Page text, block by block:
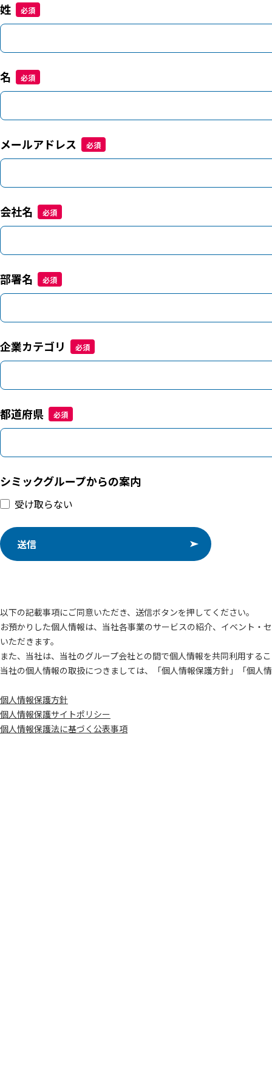
姓
名
メールアドレス
会社名
部署名
企業カテゴリ
都道府県
シミックグループからの案内
受け取らない
以下の記載事項にご同意いただき、送信ボタンを押してください。
お預かりした個人情報は、当社各事業のサービスの紹介、イベント
いただきます。
また、当社は、当社のグループ会社との間で個人情報を共同利用する
当社の個人情報の取扱につきましては、「個人情報保護方針」「個
個人情報保護方針
個人情報保護サイトポリシー
個人情報保護法に基づく公表事項